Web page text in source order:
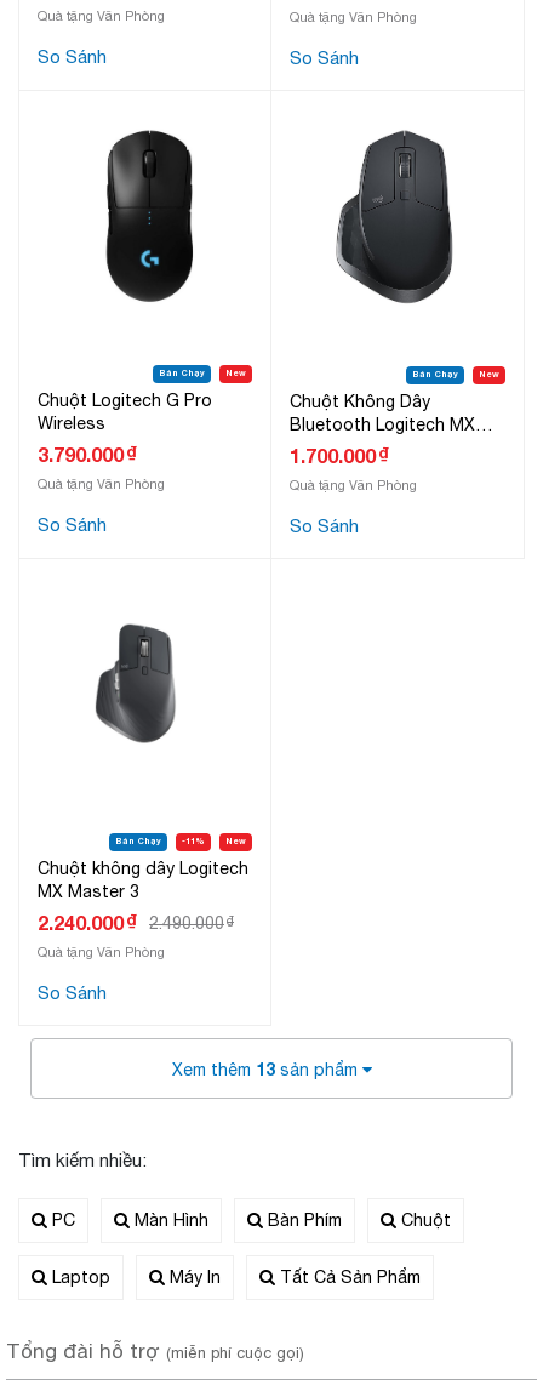
Quà tặng Văn Phòng
So Sánh
Quà tặng Văn Phòng
So Sánh
Bán Chạy New
Chuột Logitech G Pro
Wireless
3.790.000₫
Quà tặng Văn Phòng
So Sánh
Bán Chạy New
Chuột Không Dây
Bluetooth Logitech MX
Master 2S
1.700.000₫
Quà tặng Văn Phòng
So Sánh
Bán Chạy -11% New
Chuột không dây Logitech
MX Master 3
2.240.000₫ 2.490.000₫
Quà tặng Văn Phòng
So Sánh
Xem thêm 13sản phẩm
Tìm kiếm nhiều:
PC Màn Hình Bàn Phím Chuột
Laptop Máy In Tất Cả Sản Phẩm
Tổng đài hỗ trợ (miễn phí cuộc gọi)